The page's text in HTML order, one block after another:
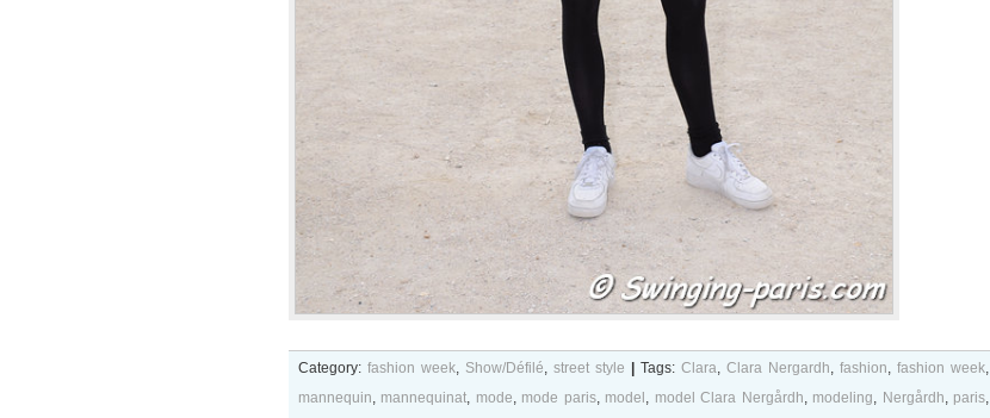
Category: fashion week, Show/Défilé, street style Tags: Clara, Clara Nergardh, fashion, fashion week,
mannequin, mannequinat, mode, mode paris, model , model Clara Nergårdh, modeling, Nergårdh, paris,